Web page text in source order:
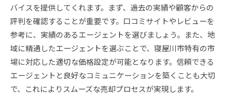
バイスを提供してくれます。まず、過去の実績や顧客からの
評判を確認することが重要です。口コミサイトやレビューを
参考に、実績のあるエージェントを選びましょう。また、地
域に精通したエージェントを選ぶことで、寝屋川市特有の市
場に対応した適切な価格設定が可能となります。信頼できる
エージェントと良好なコミュニケーションを築くことも大切
で、これによりスムーズな売却プロセスが実現します。